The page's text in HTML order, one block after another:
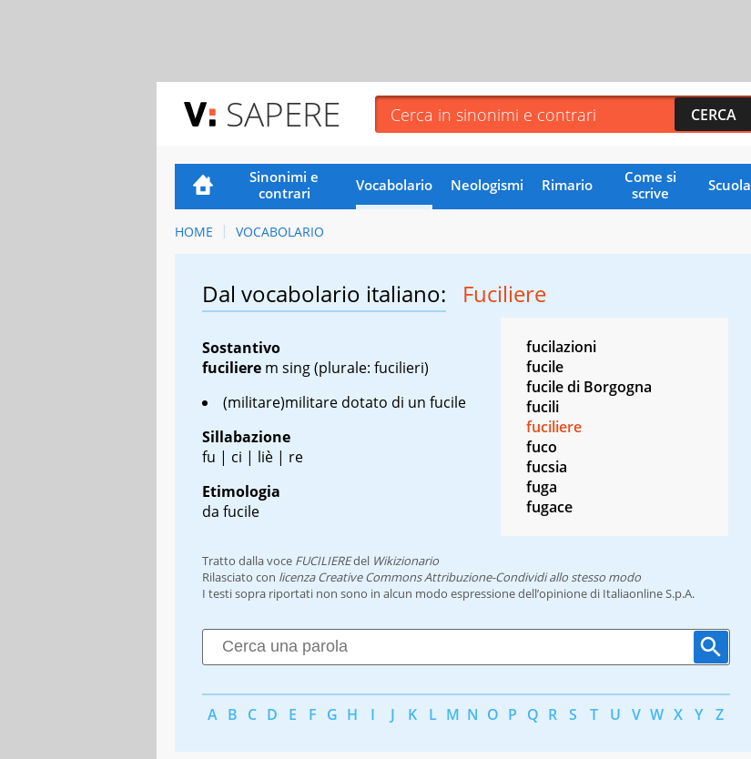
SAPERE
Sinonimi e
contrari
Vocabolario Neologismi Rimario
Come si
scrive
Scuola
HOME VOCABOLARIO
Dal vocabolario italiano: Fuciliere
Sostantivo
fuciliere m sing(plurale: fucilieri)
(militare)militare dotato di un fucile
Sillabazione
fu | ci | liè | re
Etimologia
da fucile
fucilazioni
fucile
fucile di Borgogna
fucili
fuciliere
fuco
fucsia
fuga
fugace
Tratto dalla voce FUCILIEREdel Wikizionario
Rilasciato con licenza Creative Commons Attribuzione-Condividi allo stesso modo
I testi sopra riportati non sono in alcun modo espressione dell’opinione di Italiaonline S.p.A.
A B C D E F G H I J K L M N O P Q R S T U V W X Y Z